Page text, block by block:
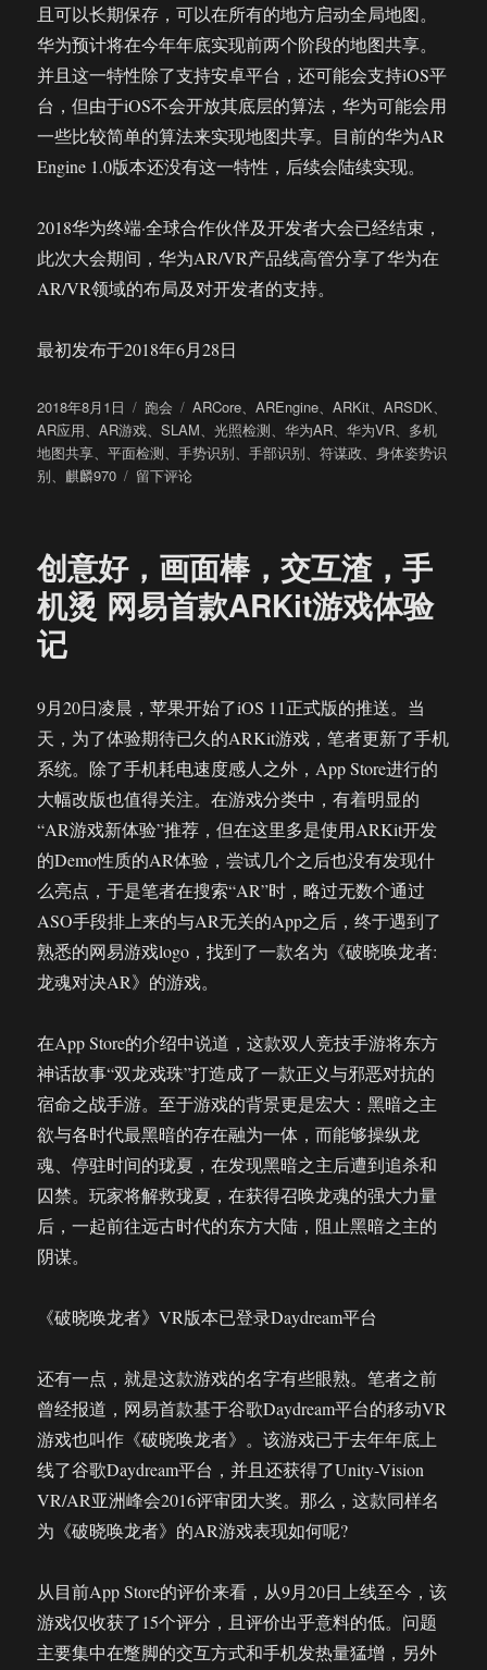
且可以长期保存，可以在所有的地方启动全局地图。
华为预计将在今年年底实现前两个阶段的地图共享。
并且这一特性除了支持安卓平台，还可能会支持iOS平
台，但由于iOS不会开放其底层的算法，华为可能会用
一些比较简单的算法来实现地图共享。目前的华为AR
Engine 1.0版本还没有这一特性，后续会陆续实现。
2018华为终端·全球合作伙伴及开发者大会已经结束，
此次大会期间，华为AR/VR产品线高管分享了华为在
AR/VR领域的布局及对开发者的支持。
最初发布于2018年6月28日
发
布
于
2018年8月1日
分
类
跑会
标
签
ARCore、AREngine、ARKit、ARSDK、
AR应用、AR游戏、SLAM、光照检测、华为AR、华为VR、 多机
地图共享、平面检测、手势识别、手部识别、符谋政、身体姿势识
别、 麒麟970
于
Engine
细
节
将
会
有
2
亿
台
手
机
持
华
为
留下评论
创意好，画面棒，交互渣，手
机烫 网易首款ARKit游戏体验
记
9月20日凌晨，苹果开始了iOS 11正式版的推送。当
天，为了体验期待已久的ARKit游戏，笔者更新了手机
系统。除了手机耗电速度感人之外，App Store进行的
大幅改版也值得关注。在游戏分类中，有着明显的
“AR游戏新体验”推荐，但在这里多是使用ARKit开发
的Demo性质的AR体验，尝试几个之后也没有发现什
么亮点，于是笔者在搜索“AR”时，略过无数个通过
ASO手段排上来的与AR无关的App之后，终于遇到了
熟悉的网易游戏logo，找到了一款名为《破晓唤龙者:
龙魂对决AR》的游戏。
在App Store的介绍中说道，这款双人竞技手游将东方
神话故事“双龙戏珠”打造成了一款正义与邪恶对抗的
宿命之战手游。至于游戏的背景更是宏大：黑暗之主
欲与各时代最黑暗的存在融为一体，而能够操纵龙
魂、停驻时间的珑夏，在发现黑暗之主后遭到追杀和
囚禁。玩家将解救珑夏，在获得召唤龙魂的强大力量
后，一起前往远古时代的东方大陆，阻止黑暗之主的
阴谋。
《破晓唤龙者》VR版本已登录Daydream平台
还有一点，就是这款游戏的名字有些眼熟。笔者之前
曾经报道，网易首款基于谷歌Daydream平台的移动VR
游戏也叫作《破晓唤龙者》。该游戏已于去年年底上
线了谷歌Daydream平台，并且还获得了Unity-Vision
VR/AR亚洲峰会2016评审团大奖。那么，这款同样名
为《破晓唤龙者》的AR游戏表现如何呢?
从目前App Store的评价来看，从9月20日上线至今，该
游戏仅收获了15个评分，且评价出乎意料的低。问题
主要集中在蹩脚的交互方式和手机发热量猛增，另外